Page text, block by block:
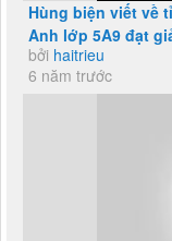
Hùng biện viết về
Anh lớp 5A9 đạt
bởi haitrieu
6 năm trước